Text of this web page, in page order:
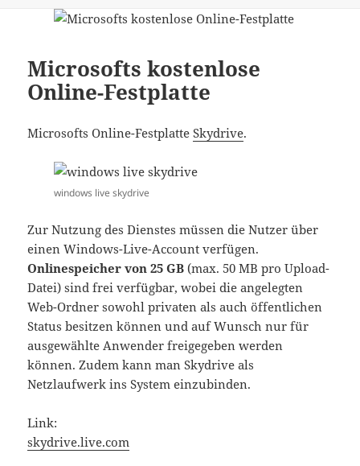
Microsofts kostenlose
Online-Festplatte
Microsofts Online-FestplatteSkydrive.
windows live skydrive
Zur Nutzung des Dienstes müssen die Nutzer über
einen Windows-Live-Account verfügen.
Onlinespeicher von 25 GB (max. 50 MB pro Upload-
Datei) sind frei verfügbar, wobei die angelegten
Web-Ordner sowohl privaten als auch öffentlichen
Status besitzen können und auf Wunsch nur für
ausgewählte Anwender freigegeben werden
können. Zudem kann man Skydrive als
Netzlaufwerk ins System einzubinden.
Link:
skydrive.live.com